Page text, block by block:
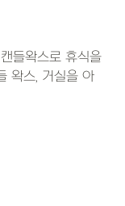
들왁스로 휴식을
왁스, 거실을 아